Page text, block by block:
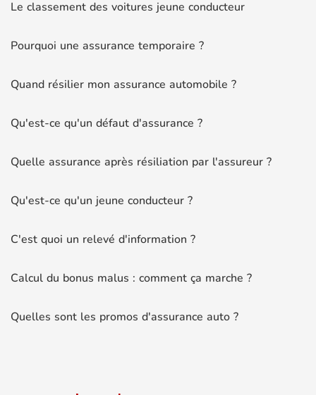
Le classement des voitures jeune conducteur
Pourquoi une assurance temporaire ?
Quand résilier mon assurance automobile ?
Qu'est-ce qu'un défaut d'assurance ?
Quelle assurance après résiliation par l'assureur ?
Qu'est-ce qu'un jeune conducteur ?
C'est quoi un relevé d'information ?
Calcul du bonus malus : comment ça marche ?
Quelles sont les promos d'assurance auto ?